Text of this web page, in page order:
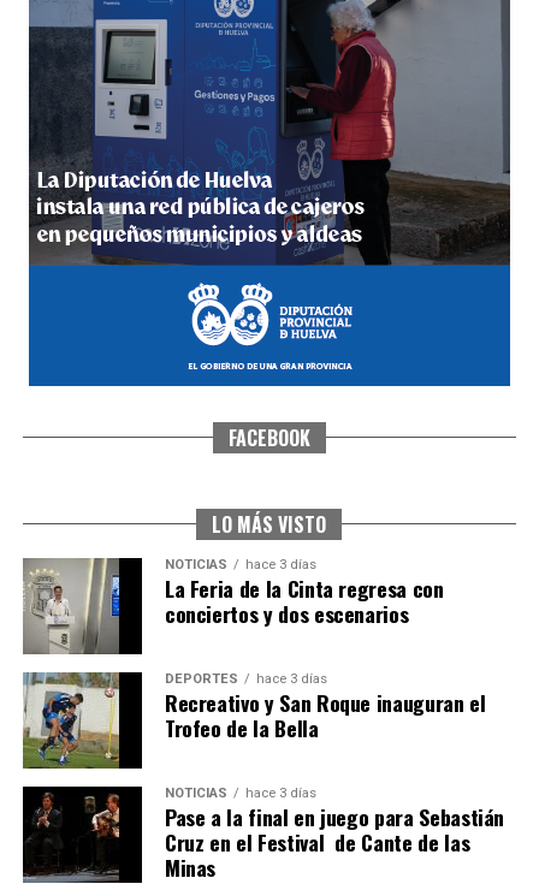
5º DÍA DE LAS FIESTAS COLOMBINAS 2026
hace 1 semana·Huelvatv
CUARTA CORRIDA DE LAS FIESTAS COLOMBINAS
Huelvatv
4º DÍA DE LAS FIESTAS COLOMBINAS 2026
hace 1 semana ·Huelvatv
FACEBOOK
LO MÁS VISTO
NOTICIAS hace 3 días
La Feria de la Cinta regresa con
conciertos y dos escenarios
DEPORTES hace 3 días
Recreativo y San Roque inauguran el
Trofeo de la Bella
NOTICIAS hace 3 días
Pase a la final en juego para Sebastián
Cruz en el Festival de Cante de las
Minas